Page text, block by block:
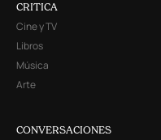
CRITICA
Cine y TV
Libros
Música
Arte
CONVERSACIONES